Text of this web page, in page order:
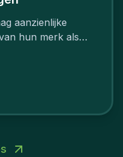
aanzienlijke
hun merk als